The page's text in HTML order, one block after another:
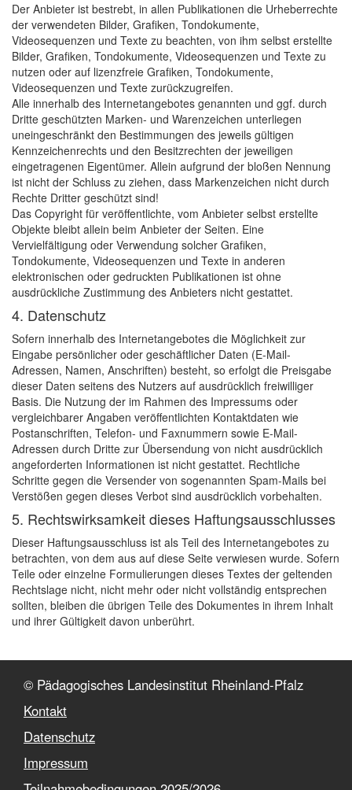
Der Anbieter ist bestrebt, in allen Publikationen die Urheberrechte
der verwendeten Bilder, Grafiken, Tondokumente,
Videosequenzen und Texte zu beachten, von ihm selbst erstellte
Bilder, Grafiken, Tondokumente, Videosequenzen und Texte zu
nutzen oder auf lizenzfreie Grafiken, Tondokumente,
Videosequenzen und Texte zurückzugreifen.
Alle innerhalb des Internetangebotes genannten und ggf. durch
Dritte geschützten Marken- und Warenzeichen unterliegen
uneingeschränkt den Bestimmungen des jeweils gültigen
Kennzeichenrechts und den Besitzrechten der jeweiligen
eingetragenen Eigentümer. Allein aufgrund der bloßen Nennung
ist nicht der Schluss zu ziehen, dass Markenzeichen nicht durch
Rechte Dritter geschützt sind!
Das Copyright für veröffentlichte, vom Anbieter selbst erstellte
Objekte bleibt allein beim Anbieter der Seiten. Eine
Vervielfältigung oder Verwendung solcher Grafiken,
Tondokumente, Videosequenzen und Texte in anderen
elektronischen oder gedruckten Publikationen ist ohne
ausdrückliche Zustimmung des Anbieters nicht gestattet.
4. Datenschutz
Sofern innerhalb des Internetangebotes die Möglichkeit zur
Eingabe persönlicher oder geschäftlicher Daten (E-Mail-
Adressen, Namen, Anschriften) besteht, so erfolgt die Preisgabe
dieser Daten seitens des Nutzers auf ausdrücklich freiwilliger
Basis. Die Nutzung der im Rahmen des Impressums oder
vergleichbarer Angaben veröffentlichten Kontaktdaten wie
Postanschriften, Telefon- und Faxnummern sowie E-Mail-
Adressen durch Dritte zur Übersendung von nicht ausdrücklich
angeforderten Informationen ist nicht gestattet. Rechtliche
Schritte gegen die Versender von sogenannten Spam-Mails bei
Verstößen gegen dieses Verbot sind ausdrücklich vorbehalten.
5. Rechtswirksamkeit dieses Haftungsausschlusses
Dieser Haftungsausschluss ist als Teil des Internetangebotes zu
betrachten, von dem aus auf diese Seite verwiesen wurde. Sofern
Teile oder einzelne Formulierungen dieses Textes der geltenden
Rechtslage nicht, nicht mehr oder nicht vollständig entsprechen
sollten, bleiben die übrigen Teile des Dokumentes in ihrem Inhalt
und ihrer Gültigkeit davon unberührt.
© Pädagogisches Landesinstitut Rheinland-Pfalz
Kontakt
Datenschutz
Impressum